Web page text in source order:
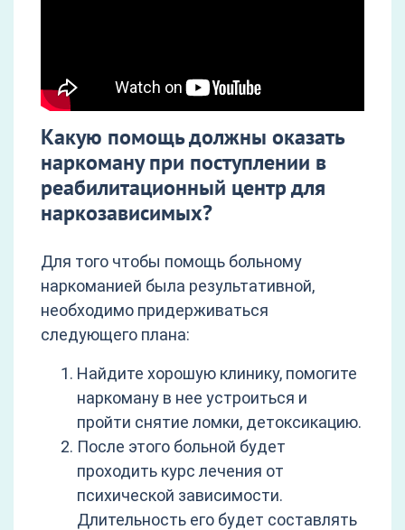
Какую помощь должны оказать
наркоману при поступлении в
реабилитационный центр для
наркозависимых?
Для того чтобы помощь больному
наркоманией была результативной,
необходимо придерживаться
следующего плана:
Найдите хорошую клинику, помогите
наркоману в нее устроиться и
пройти снятие ломки, детоксикацию.
После этого больной будет
проходить курс лечения от
психической зависимости.
Длительность его будет составлять